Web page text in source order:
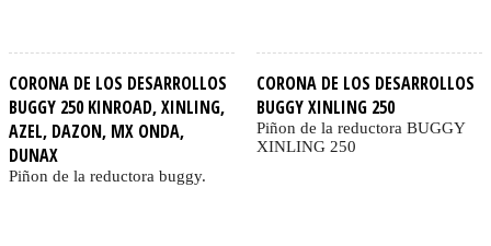
CORONA DE LOS DESARROLLOS
BUGGY 250 KINROAD, XINLING,
AZEL, DAZON, MX ONDA,
DUNAX
Piñon de la reductora buggy.
CORONA DE LOS DESARROLLOS
BUGGY XINLING 250
Piñon de la reductora BUGGY
XINLING 250